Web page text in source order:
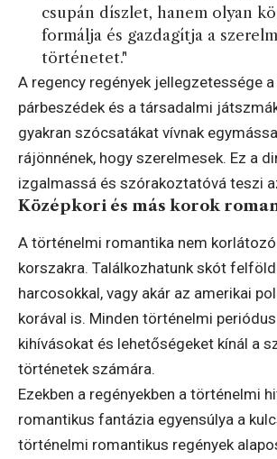
csupán díszlet, hanem olyan
formálja és gazdagítja a
történetet."
A regency regények jellegzetessége
párbeszédek és a társadalmi
gyakran szócsatákat vívnak
rájönnének, hogy szerelmesek. Ez a
izgalmassá és szórakoztatóvá teszi
Középkori és más korok
A történelmi romantika nem
korszakra. Találkozhatunk skót
harcosokkal, vagy akár az amerikai
korával is. Minden történelmi
kihívásokat és lehetőségeket kínál a
történetek számára.
Ezekben a regényekben a történelmi
romantikus fantázia egyensúlya a
történelmi romantikus regények